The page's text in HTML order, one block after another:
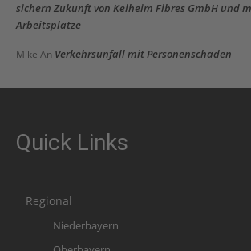
sichern Zukunft von Kelheim Fibres GmbH und
Arbeitsplätze
Mike An Verkehrsunfall mit Personenschaden
Quick Links
Regional
Niederbayern